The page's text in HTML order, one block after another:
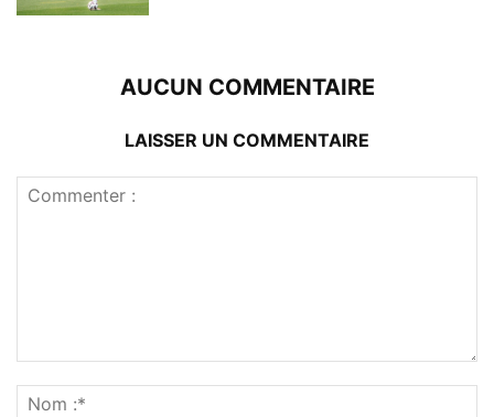
AUCUN COMMENTAIRE
LAISSER UN COMMENTAIRE